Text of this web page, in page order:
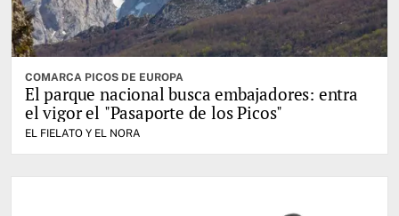
COMARCA PICOS DE EUROPA
El parque nacional busca embajadores: entra
el vigor el "Pasaporte de los Picos"
EL FIELATO Y EL NORA